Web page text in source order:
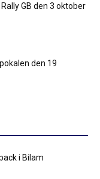
GB den 3 oktober
den 19
i Bilam